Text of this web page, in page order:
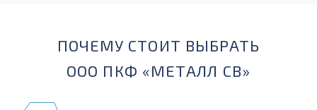
ПОЧЕМУ СТОИТ ВЫБРАТЬ
ООО ПКФ «МЕТАЛЛ СВ»